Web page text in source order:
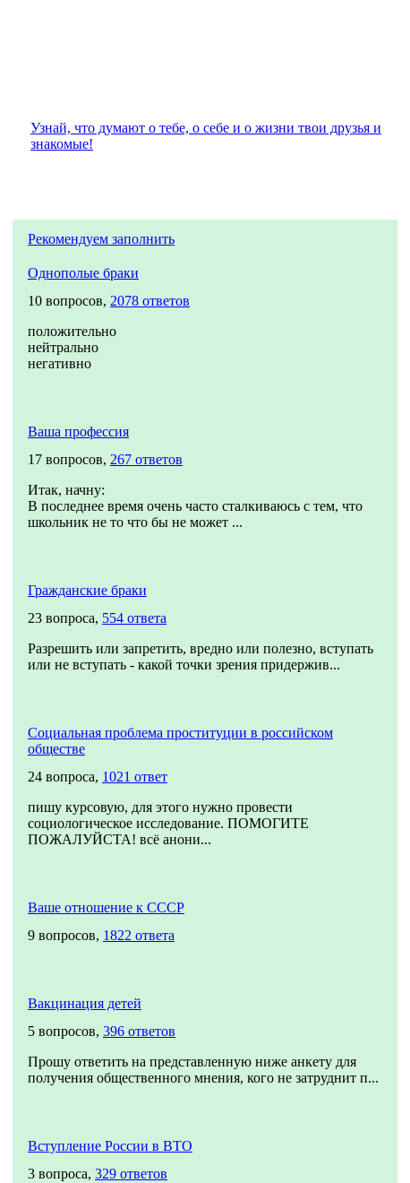
Узнай, что думают о тебе, о себе и о жизни твои друзья и
знакомые!
Рекомендуем заполнить
Однополые браки
10 вопросов, 2078 ответов
положительно
нейтрально
негативно
Ваша профессия
17 вопросов, 267 ответов
Итак, начну:
В последнее время очень часто сталкиваюсь с тем, что
школьник не то что бы не может ...
Гражданские браки
23 вопроса, 554 ответа
Разрешить или запретить, вредно или полезно, вступать
или не вступать - какой точки зрения придержив...
Социальная проблема проституции в российском
обществе
24 вопроса, 1021 ответ
пишу курсовую, для этого нужно провести
социологическое исследование. ПОМОГИТЕ
ПОЖАЛУЙСТА! всё анони...
Ваше отношение к СССР
9 вопросов, 1822 ответа
Вакцинация детей
5 вопросов, 396 ответов
Прошу ответить на представленную ниже анкету для
получения общественного мнения, кого не затруднит п...
Вступление России в ВТО
3 вопроса, 329 ответов